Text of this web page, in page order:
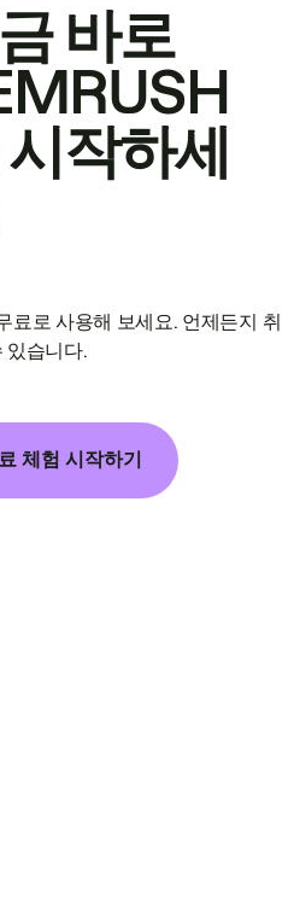
바로
시작하세
료로 사용해 보세요. 언제든지 취
있습니다.
체험 시작하기